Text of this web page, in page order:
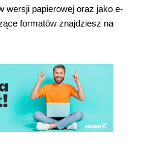
wymagań
modeli
dla lepszego zrozumienia
wersji papierowej oraz jako e-
formatów znajdziesz na